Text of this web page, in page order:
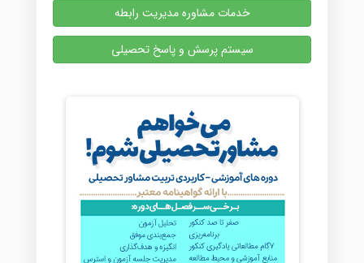
خدمات مشاوره مدیریت رابطه
سیستم پرسش و پاسخ تحصیلی